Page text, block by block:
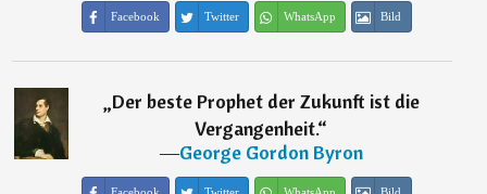
Facebook Twitter WhatsApp Bild
„Der beste Prophet der Zukunft ist die
Vergangenheit.“
―George Gordon Byron